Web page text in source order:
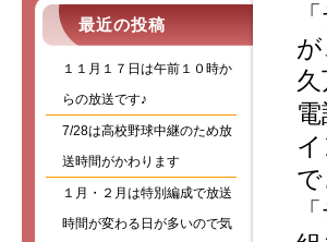
最近の投稿
１１月１７日は午前１０時か
らの放送です♪
7/28は高校野球中継のため放
送時間がかわります
１月・２月は特別編成で放送
時間が変わる日が多いので気
が
で